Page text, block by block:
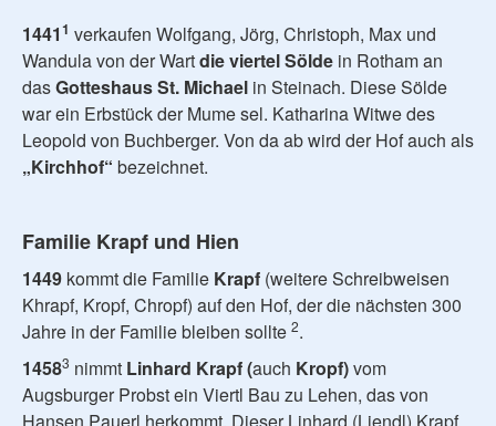
14411 verkaufen Wolfgang, Jörg, Christoph, Max und
Wandula von der Wartdie viertel Sölde in Rotham an
dasGotteshaus St. Michael in Steinach. Diese Sölde
war ein Erbstück der Mume sel. Katharina Witwe des
Leopold von Buchberger. Von da ab wird der Hof auch als
„Kirchhof“ bezeichnet.
Familie Krapf und Hien
1449 kommt die Familie Krapf (weitere Schreibweisen
Khrapf, Kropf, Chropf) auf den Hof, der die nächsten 300
Jahre in der Familie bleiben sollte 2.
14583 nimmt Linhard Krapf (auch Kropf)vom
Augsburger Probst ein Viertl Bau zu Lehen, das von